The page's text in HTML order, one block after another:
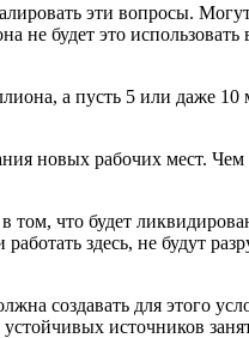
эти вопросы.
не будет это
а пусть 5 или даже
новых рабочих мест.
том, что будет
здесь, не будут
создавать для этого
источников